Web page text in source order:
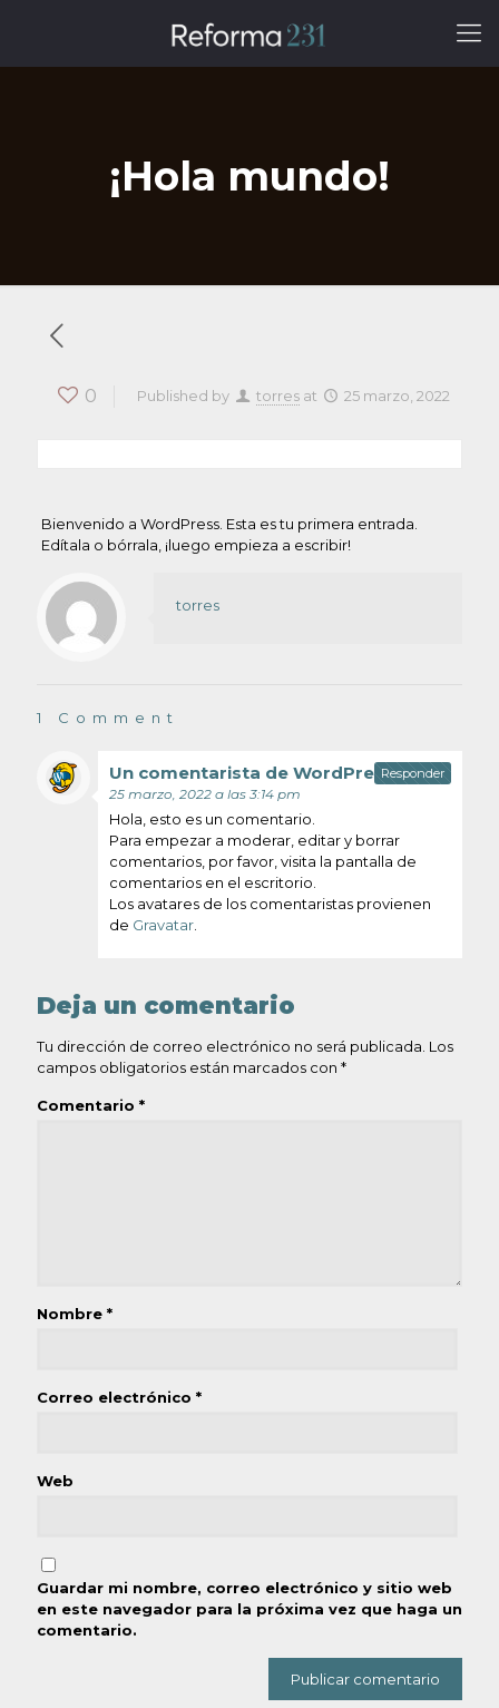
¡Hola mundo!
0 Published by torres at 25 marzo, 2022
Bienvenido a WordPress. Esta es tu primera entrada.
Edítala o bórrala, ¡luego empieza a escribir!
torres
1 Comment
Un comentarista de WordPress dice:
25 marzo, 2022 a las 3:14 pm
Hola, esto es un comentario.
Para empezar a moderar, editar y borrar
comentarios, por favor, visita la pantalla de
comentarios en el escritorio.
Los avatares de los comentaristas provienen
de Gravatar
Responder
Deja un comentario
Tu dirección de correo electrónico no será publicada. Los
campos obligatorios están marcados con *
Comentario *
Nombre *
Correo electrónico *
Web
Guardar mi nombre, correo electrónico y sitio web
en este navegador para la próxima vez que haga un
comentario.